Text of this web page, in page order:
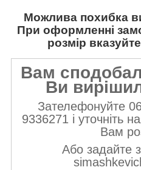
Можлива похибка
При оформленні
розмір
Вам
Ви
Зателефонуйте
9336271 і уточніть
Вам
Або задайте